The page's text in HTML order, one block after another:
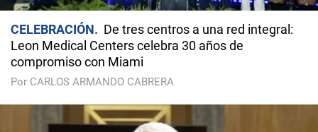
CELEBRACIÓN
De tres centros a una red integral:
Leon Medical Centers celebra 30 años de
compromiso con Miami
Por CARLOS ARMANDO CABRERA